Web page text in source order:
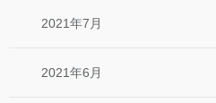
2021年7月
2021年6月